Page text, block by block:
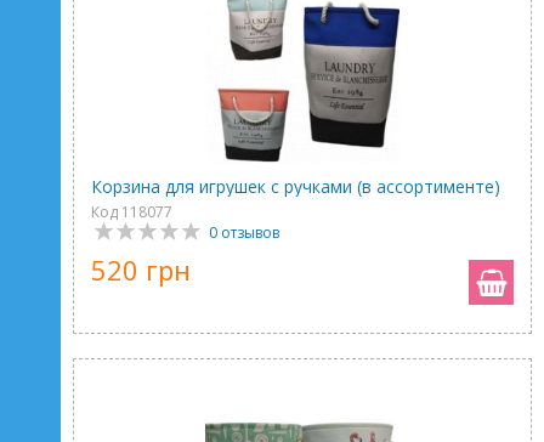
Корзина для игрушек с ручками (в ассортименте)
Код 118077
0 отзывов
520 грн